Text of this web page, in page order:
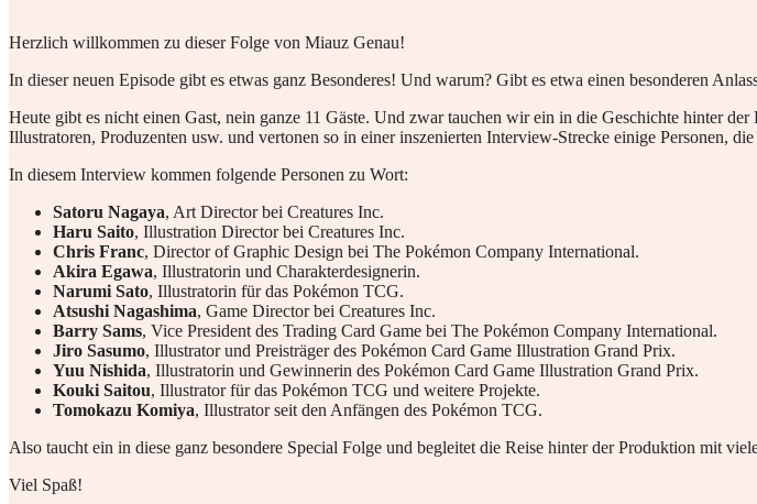
Herzlich willkommen zu dieser Folge von Miauz Genau!
In dieser neuen Episode gibt es etwas ganz Besonderes! Und warum? Gibt es etwa einen besonderen
Heute gibt es nicht einen Gast, nein ganze 11 Gäste. Und zwar tauchen wir ein in die Geschichte hinter
Illustratoren, Produzenten usw. und vertonen so in einer inszenierten Interview-Strecke einige Personen,
In diesem Interview kommen folgende Personen zu Wort:
Satoru Nagaya, Art Director bei Creatures Inc.
Haru Saito, Illustration Director bei Creatures Inc.
Chris Franc, Director of Graphic Design bei The Pokémon Company International.
Akira Egawa, Illustratorin und Charakterdesignerin.
Narumi Sato, Illustratorin für das Pokémon TCG.
Atsushi Nagashima, Game Director bei Creatures Inc.
Barry Sams, Vice President des Trading Card Game bei The Pokémon Company International.
Jiro Sasumo, Illustrator und Preisträger des Pokémon Card Game Illustration Grand Prix.
Yuu Nishida, Illustratorin und Gewinnerin des Pokémon Card Game Illustration Grand Prix.
Kouki Saitou, Illustrator für das Pokémon TCG und weitere Projekte.
Tomokazu Komiya, Illustrator seit den Anfängen des Pokémon TCG.
Also taucht ein in diese ganz besondere Special Folge und begleitet die Reise hinter der Produktion mit
Viel Spaß!